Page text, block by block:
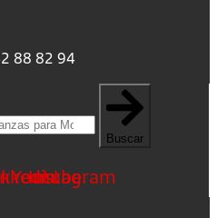
88 82 94
Buscar
Youtube
Instagram